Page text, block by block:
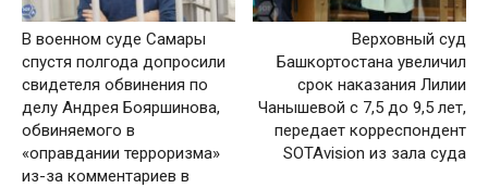
В военном суде Самары
спустя полгода допросили
свидетеля обвинения по
делу Андрея Бояршинова,
обвиняемого в
«оправдании терроризма»
из-за комментариев в
Верховный суд
Башкортостана увеличил
срок наказания Лилии
Чанышевой с 7,5 до 9,5 лет,
передает корреспондент
SOTAvision из зала суда